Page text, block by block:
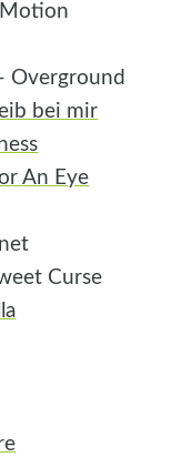
Motion
Overground
bei mir
An Eye
Curse